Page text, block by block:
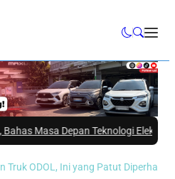
Depan Teknologi Elektrifikasi
Truk ODOL, Ini yang Patut